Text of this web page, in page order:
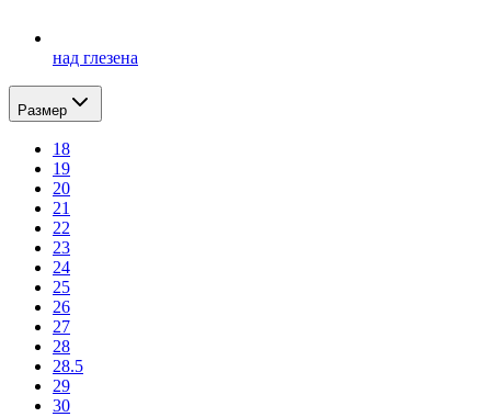
над глезена
Размер
18
19
20
21
22
23
24
25
26
27
28
28.5
29
30